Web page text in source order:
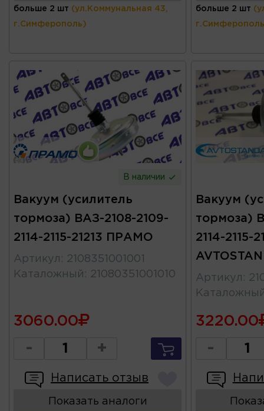
больше 2 шт (ул.Коммунальная 43,
г.Симферополь)
больше 2 шт
В наличии
Вакуум (усилитель
тормоза) ВАЗ-2108-2109-
2114-2115-21213 ПРАМО
Артикул : 2108351001001
Каталожный : 21080351001010
3060.00
- +
Написать отзыв
Показать аналоги
Вакуум
тормоза)
2114-2115-
Артикул :
3220.00
-